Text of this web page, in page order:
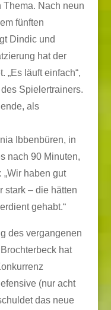
Nach neun
fünften
Dindic und
hat der
„Es läuft einfach“,
Spielertrainers.
als
Ibbenbüren, in
nach 90 Minuten,
haben gut
stark – die hätten
gehabt.“
des vergangenen
hat
(nur acht
das neue